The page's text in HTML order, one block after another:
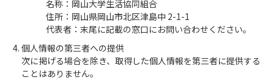
名称：岡山大学生活協同組合
住所：岡山県岡山市北区津島中 2-1-1
代表者：末尾に記載の窓口にお問い合わせください。
個人情報の第三者への提供
次に掲げる場合を除き、取得した個人情報を第三者に提供する
ことはありません。